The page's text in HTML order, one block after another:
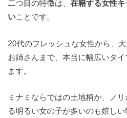
二つ目の特徴は、在籍する女性
いことです。
20代のフレッシュな女性から、
お姉さんまで、本当に幅広いタイ
ます。
ミナミならではの土地柄か、ノ
る明るい女の子が多いのも嬉しい